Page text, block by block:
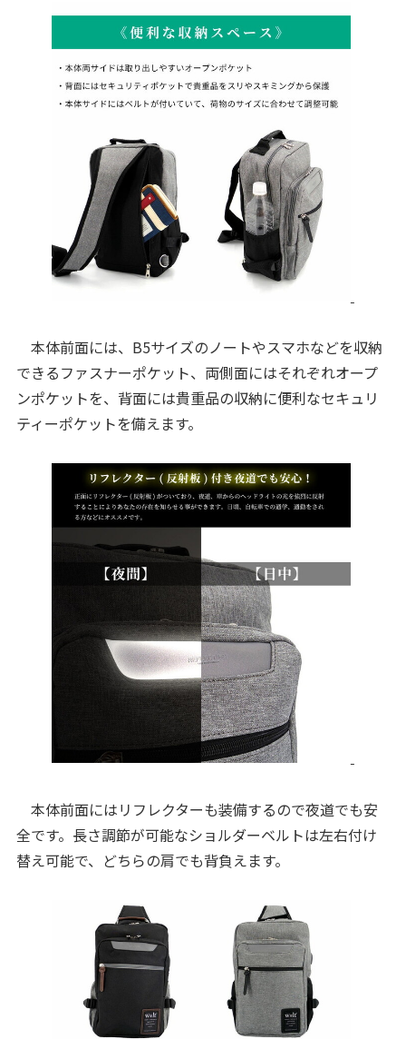
本体前面には、B5サイズのノートやスマホなどを収納
できるファスナーポケット、両側面にはそれぞれオープ
ンポケットを、背面には貴重品の収納に便利なセキュリ
ティーポケットを備えます。
本体前面にはリフレクターも装備するので夜道でも安
全です。長さ調節が可能なショルダーベルトは左右付け
替え可能で、どちらの肩でも背負えます。